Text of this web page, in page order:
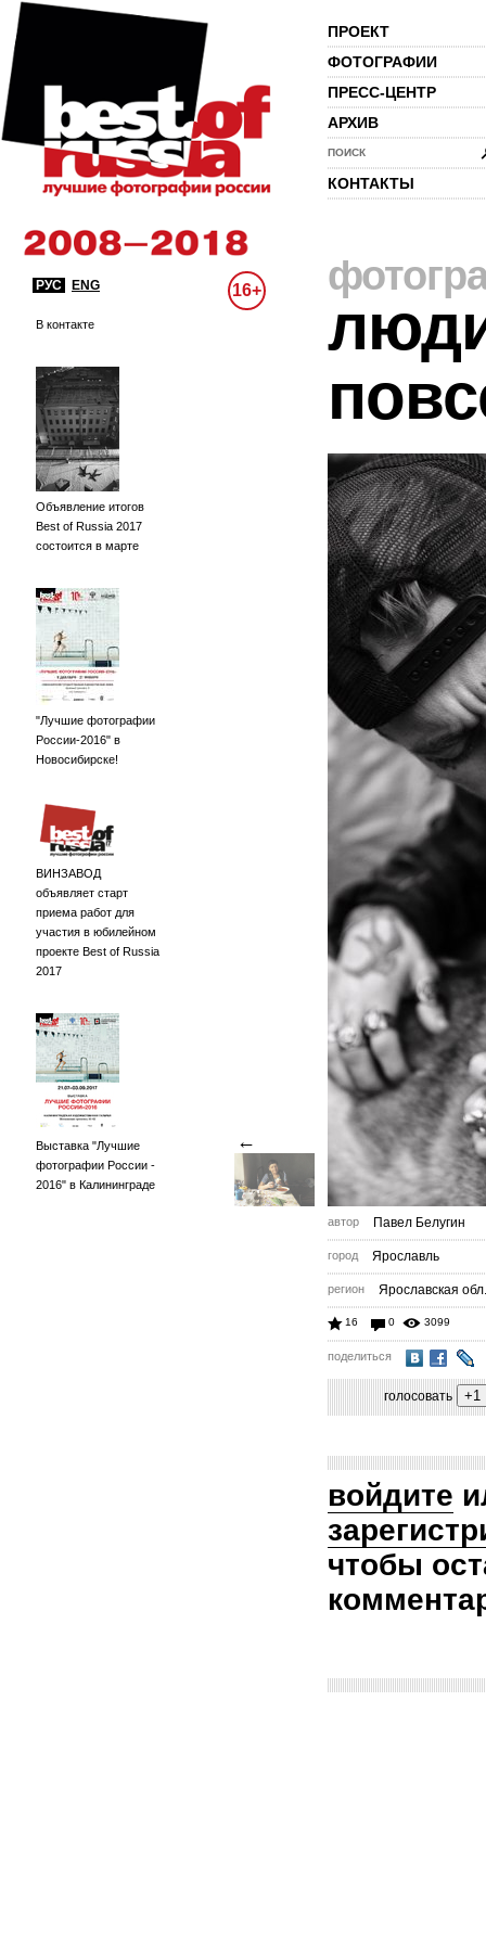
ПРОЕКТ
ФОТОГРАФИИ
ПРЕСС-ЦЕНТР
АРХИВ
ПОИСК
КОНТАКТЫ
РУС ENG 16+
В контакте
Объявление итогов
Best of Russia 2017
состоится в марте
"Лучшие фотографии
России-2016" в
Новосибирске!
ВИНЗАВОД
объявляет старт
приема работ для
участия в юбилейном
проекте Best of Russia
2017
Выставка "Лучшие
фотографии России -
2016" в Калининграде
←
автор Павел Белугин
город Ярославль
регион Ярославская обл.
16 0 3099
поделиться
голосовать
войдите
чтобы